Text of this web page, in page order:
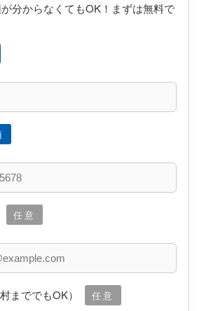
分からなくてもOK！まずは無料で
任意
まででもOK） 任意